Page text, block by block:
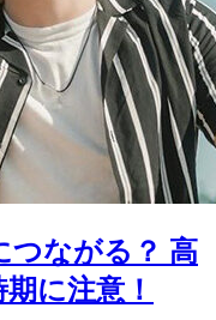
つながる？ 高
に注意！